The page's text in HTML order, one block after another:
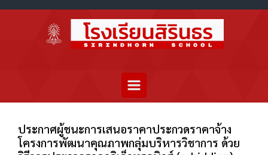
ประกาศผู้ชนะการเสนอราคาประกวดราคาจ้าง
โครงการพัฒนาคุณภาพกลุ่มบริหารวิชาการ ด้วย